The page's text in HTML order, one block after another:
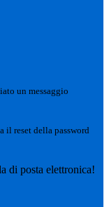
un messaggio
il reset della password
di posta elettronica!